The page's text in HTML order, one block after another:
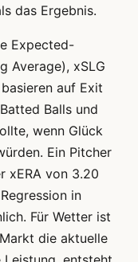
das Ergebnis.
Expected-
Average), xSLG
auf Exit
Balls und
wenn Glück
Ein Pitcher
xERA von 3.20
in
Für Wetter ist
die aktuelle